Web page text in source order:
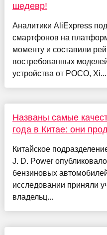
шедевр!
Аналитики AliExpress
смартфонов на
моменту и составили
востребованных
устройства от POCO, Xi...
Названы самые
года в Китае: они
Китайское
J. D. Power
бензиновых
исследовании приняли
владельц...